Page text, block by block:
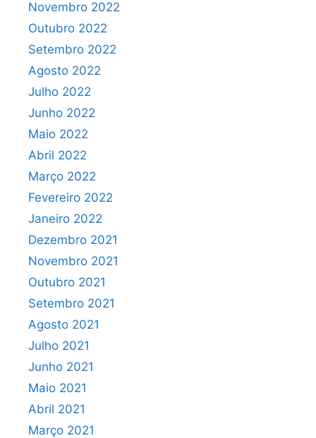
Novembro 2022
Outubro 2022
Setembro 2022
Agosto 2022
Julho 2022
Junho 2022
Maio 2022
Abril 2022
Março 2022
Fevereiro 2022
Janeiro 2022
Dezembro 2021
Novembro 2021
Outubro 2021
Setembro 2021
Agosto 2021
Julho 2021
Junho 2021
Maio 2021
Abril 2021
Março 2021